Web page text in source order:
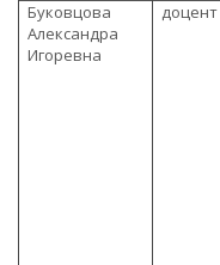
Буковцова
Александра
Игоревна
доцент